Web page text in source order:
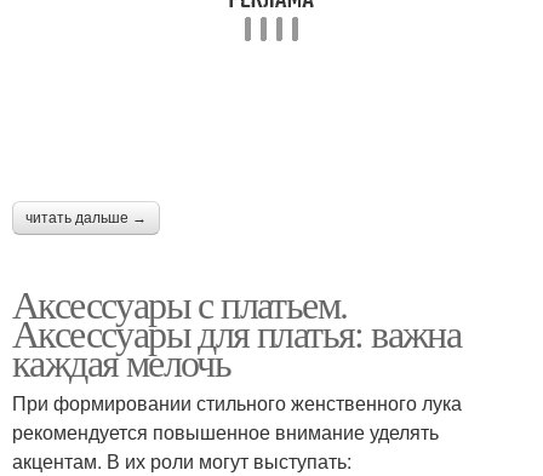
читать дальше →
Аксессуары с платьем.
Аксессуары для платья: важна
каждая мелочь
При формировании стильного женственного лука
рекомендуется повышенное внимание уделять
акцентам. В их роли могут выступать: